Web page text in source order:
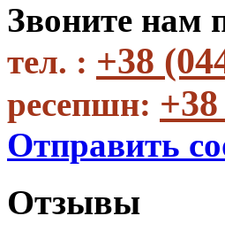
Звоните нам
тел. : +38
ресепшн:
Отправить
Отзывы